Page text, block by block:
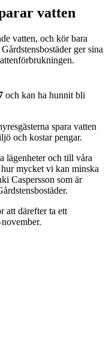
vatten
vatten, och kör bara
ger sina
och kan ha hunnit bli
spara vatten
och kostar pengar.
lägenheter och till våra
mycket vi kan minska
Caspersson som är
att därefter ta ett